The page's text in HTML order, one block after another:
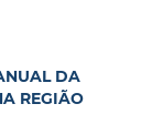
DA
REGIÃO